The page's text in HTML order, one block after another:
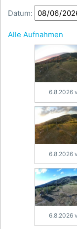
Datum:
Alle Aufnahmen
6.8.2026
6.8.2026
6.8.2026